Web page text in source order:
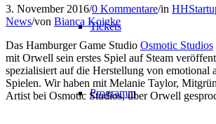
Tickets
Programm
3. November 2016/0 Kommentare/in
News/von Bianca Koigke
Das Hamburger Game Studio Osmotic Studios
mit Orwell sein erstes Spiel auf Steam
spezialisiert auf die Herstellung von emotional
Spielen. Wir haben mit Melanie Taylor,
Artist bei Osmotic Studios, über Orwell